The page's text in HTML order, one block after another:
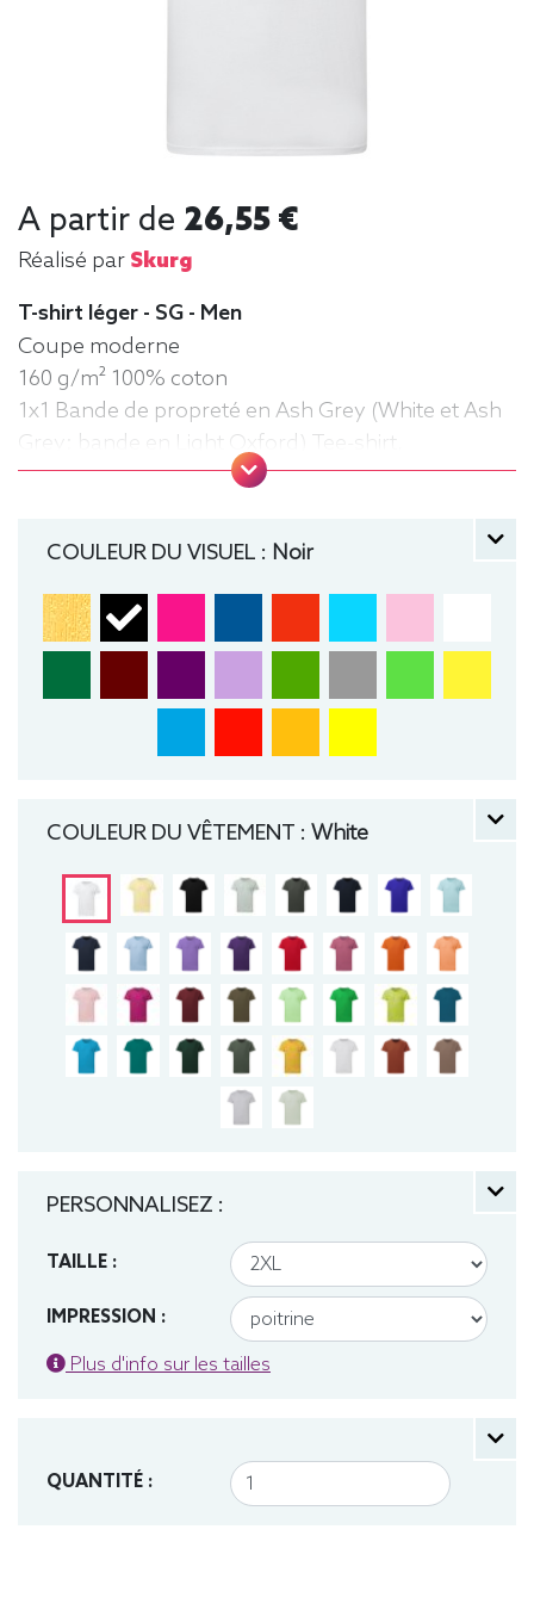
A partir de 26,55 €
Réalisé par Skurg
T-shirt léger - SG - Men
Coupe moderne
160 g/m² 100% coton
1x1 Bande de propreté en Ash Grey (White et Ash
Grey: bande en Light Oxford) Tee-shirt,
manche courte, Léger, Homme, Col rond
COULEUR DU VISUEL : Noir
COULEUR DU VÊTEMENT : White
PERSONNALISEZ :
TAILLE :
IMPRESSION :
Plus d'info sur les tailles
QUANTITÉ :